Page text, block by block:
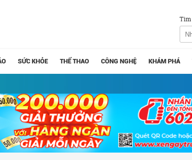
Tìm
SỨC KHỎE THỂ THAO CÔNG NGHỆ KHÁM PHÁ